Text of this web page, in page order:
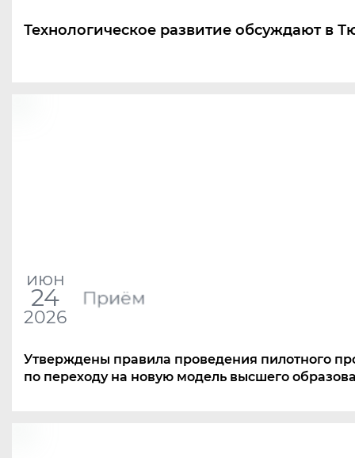
Технологическое развитие обсуждают в
июн
24
2026
Приём
Утверждены правила проведения пилотного
по переходу на новую модель высшего